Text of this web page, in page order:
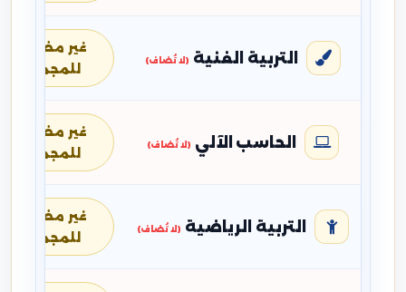
التربية الفنية (لا تُضاف)
غير مضافة
للمجموع
الحاسب الآلي (لا تُضاف)
غير مضافة
للمجموع
التربية الرياضية (لا تُضاف)
غير مضافة
للمجموع